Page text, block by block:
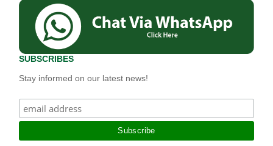
SUBSCRIBES
Stay informed on our latest news!